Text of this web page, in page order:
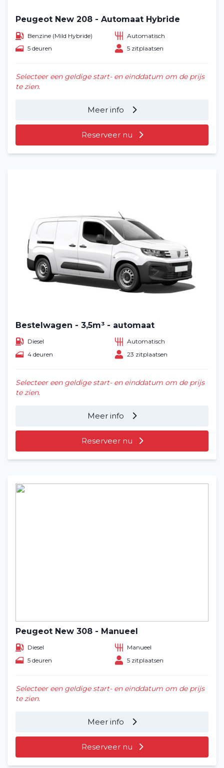
Peugeot New 208 - Automaat Hybride
Benzine (Mild Hybride)
Automatisch
5 deuren
5 zitplaatsen
Selecteer een geldige start- en einddatum om de prijs
te zien.
Meer info
Reserveer nu
Bestelwagen - 3,5m³ - automaat
Diesel
Automatisch
4 deuren
23 zitplaatsen
Selecteer een geldige start- en einddatum om de prijs
te zien.
Meer info
Reserveer nu
Peugeot New 308 - Manueel
Diesel
Manueel
5 deuren
5 zitplaatsen
Selecteer een geldige start- en einddatum om de prijs
te zien.
Meer info
Reserveer nu